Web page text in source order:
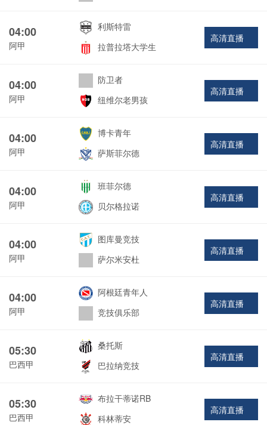
04:00
阿甲
利斯特雷
拉普拉塔大学生
高清直播
04:00
阿甲
防卫者
纽维尔老男孩
高清直播
04:00
阿甲
博卡青年
萨斯菲尔德
高清直播
04:00
阿甲
班菲尔德
贝尔格拉诺
高清直播
04:00
阿甲
图库曼竞技
萨尔米安杜
高清直播
04:00
阿甲
阿根廷青年人
竞技俱乐部
高清直播
05:30
巴西甲
桑托斯
巴拉纳竞技
高清直播
05:30
巴西甲
布拉干蒂诺RB
科林蒂安
高清直播